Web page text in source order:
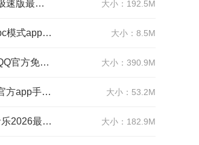
抖音极速版最新版本官方版2026v39.7.0安卓版 大小：192.5M
小米pc模式app安装包(小米pc模式beta版)v12.1.208.5平板版 大小：8.5M
手机QQ官方免费最新版v9.3.25 官方正版 大小：390.9M
荐片官方app手机最新版v4.2.5安卓版 大小：53.2M
QQ音乐2026最新版app20.6.5.8 官方安卓版 大小：182.9M